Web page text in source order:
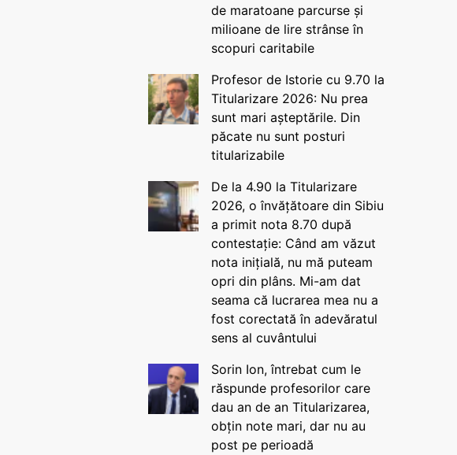
de maratoane parcurse și
milioane de lire strânse în
scopuri caritabile
Profesor de Istorie cu 9.70 la
Titularizare 2026: Nu prea
sunt mari așteptările. Din
păcate nu sunt posturi
titularizabile
De la 4.90 la Titularizare
2026, o învățătoare din Sibiu
a primit nota 8.70 după
contestație: Când am văzut
nota inițială, nu mă puteam
opri din plâns. Mi-am dat
seama că lucrarea mea nu a
fost corectată în adevăratul
sens al cuvântului
Sorin Ion, întrebat cum le
răspunde profesorilor care
dau an de an Titularizarea,
obțin note mari, dar nu au
post pe perioadă